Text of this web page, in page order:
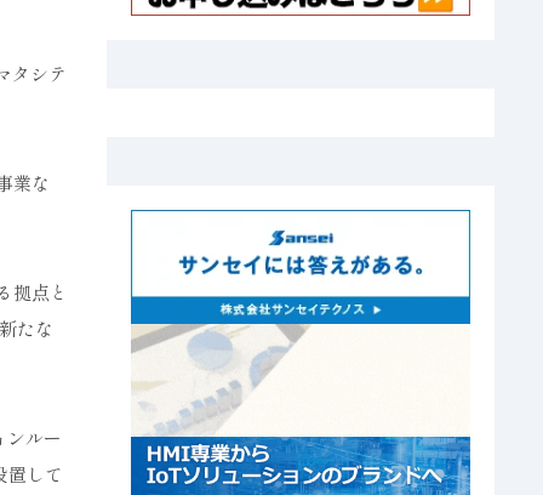
タシテ
業な
拠点と
たな
ルー
置して